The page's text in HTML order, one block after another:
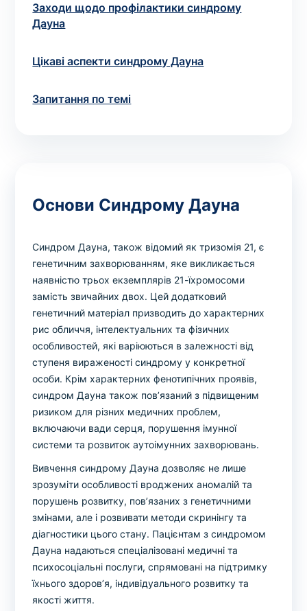
Заходи щодо профілактики синдрому
Дауна
Цікаві аспекти синдрому Дауна
Запитання по темі
Основи Синдрому Дауна
Синдром Дауна, також відомий як тризомія 21, є
генетичним захворюванням, яке викликається
наявністю трьох екземплярів 21-їхромосоми
замість звичайних двох. Цей додатковий
генетичний матеріал призводить до характерних
рис обличчя, інтелектуальних та фізичних
особливостей, які варіюються в залежності від
ступеня вираженості синдрому у конкретної
особи. Крім характерних фенотипічних проявів,
синдром Дауна також пов’язаний з підвищеним
ризиком для різних медичних проблем,
включаючи вади серця, порушення імунної
системи та розвиток аутоімунних захворювань.
Вивчення синдрому Дауна дозволяє не лише
зрозуміти особливості вроджених аномалій та
порушень розвитку, пов’язаних з генетичними
змінами, але і розвивати методи скринінгу та
діагностики цього стану. Пацієнтам з синдромом
Дауна надаються спеціалізовані медичні та
психосоціальні послуги, спрямовані на підтримку
їхнього здоров’я, індивідуального розвитку та
якості життя.
* Адміністрація клініки вживає всіх заходів для
своєчасного оновлення розміщеного на сайті прайс-
виконання досліджень за телефонами, вказаними на